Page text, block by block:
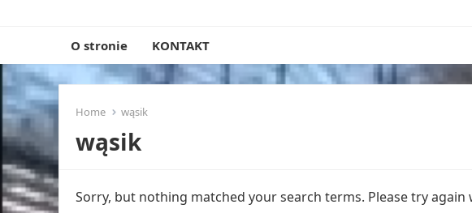
O stronie KONTAKT
Home wąsik
wąsik
Sorry, but nothing matched your search terms. Please try